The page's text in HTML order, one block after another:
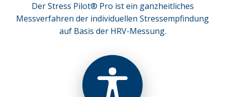
Der Stress Pilot® Pro ist ein ganzheitliches
Messverfahren der individuellen Stressempfindung
auf Basis der HRV-Messung.